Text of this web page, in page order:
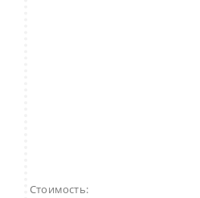
Стоимость: